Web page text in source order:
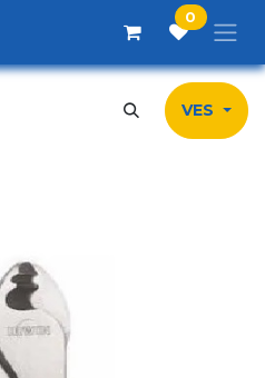
0
VES